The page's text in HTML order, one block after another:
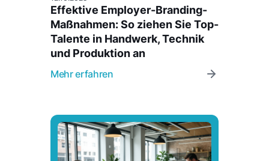
Effektive Employer-Branding-
Maßnahmen: So ziehen Sie Top-
Talente in Handwerk, Technik
und Produktion an
Mehr erfahren